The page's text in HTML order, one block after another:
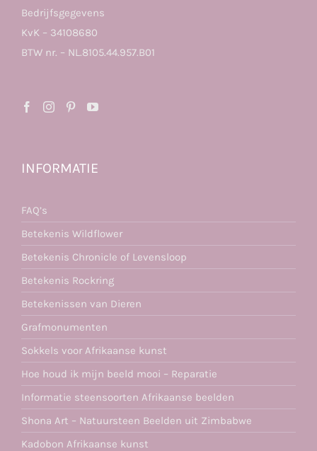
Bedrijfsgegevens
KvK – 34108680
BTW nr. – NL.8105.44.957.B01
INFORMATIE
FAQ’s
Betekenis Wildflower
Betekenis Chronicle of Levensloop
Betekenis Rockring
Betekenissen van Dieren
Grafmonumenten
Sokkels voor Afrikaanse kunst
Hoe houd ik mijn beeld mooi – Reparatie
Informatie steensoorten Afrikaanse beelden
Shona Art – Natuursteen Beelden uit Zimbabwe
Kadobon Afrikaanse kunst